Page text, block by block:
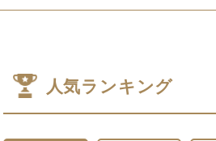
人気ランキング